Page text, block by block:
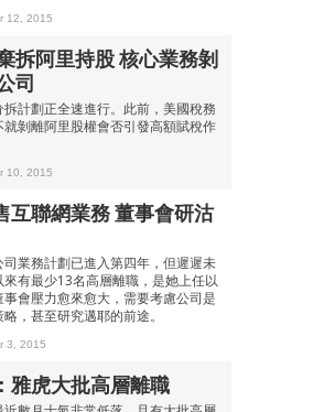
12, 2015
拆阿里持股 核心業務剝
司
計劃正全速進行。此前，美國稅務
剝離阿里股權會否引發高額賦稅作
10, 2015
互聯網業務 董事會研沽
業務計劃已進入第四年，但遲遲未
來有最少13名高層離職，是她上任以
會壓力愈來愈大，需要考慮公司是
，甚至研究邁耶的前途。
3, 2015
雅虎大批高層離職